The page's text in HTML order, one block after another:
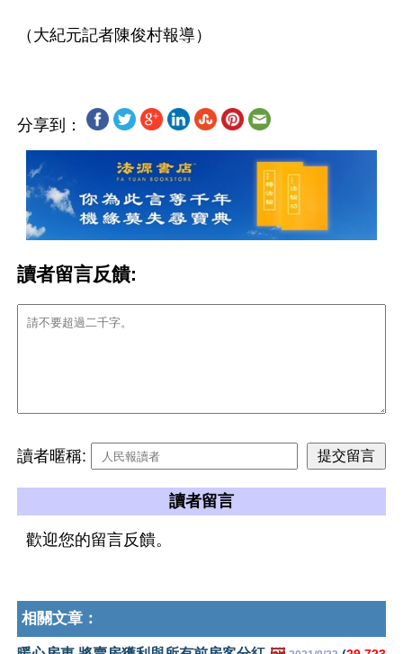
分享到：
讀者留言反饋:
讀者暱稱:
讀者留言
歡迎您的留言反饋。
相關文章：